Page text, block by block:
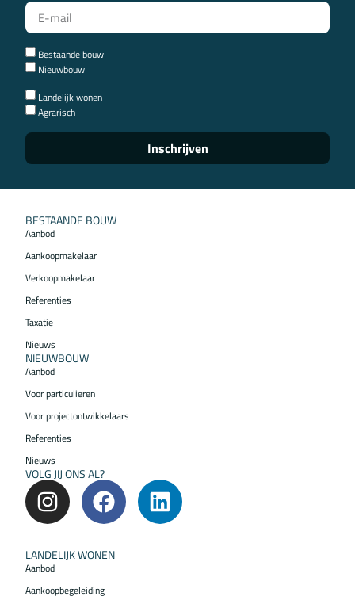
Bestaande bouw
Nieuwbouw
Landelijk wonen
Agrarisch
Inschrijven
BESTAANDE BOUW
Aanbod
Aankoopmakelaar
Verkoopmakelaar
Referenties
Taxatie
Nieuws
NIEUWBOUW
Aanbod
Voor particulieren
Voor projectontwikkelaars
Referenties
Nieuws
VOLG JIJ ONS AL?
LANDELIJK WONEN
Aanbod
Aankoopbegeleiding